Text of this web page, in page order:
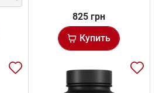
825 грн
Купить